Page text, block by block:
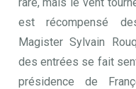
est récompensé
Magister Sylvain
des entrées se fait
présidence de